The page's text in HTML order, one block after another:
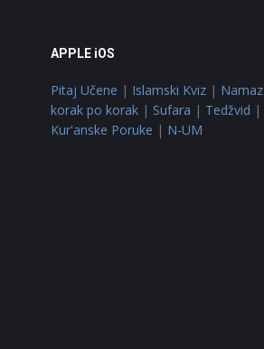
APPLE iOS
Pitaj Učene | Islamski Kviz | Namaz
korak po korak | Sufara | Tedžvid |
Kur'anske Poruke | N-UM